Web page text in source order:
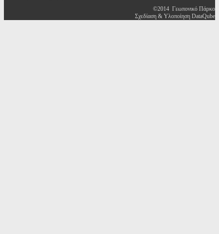
©2014 Γεωπονικό Πάρκο
Σχεδίαση & Υλοποίηση DataQube